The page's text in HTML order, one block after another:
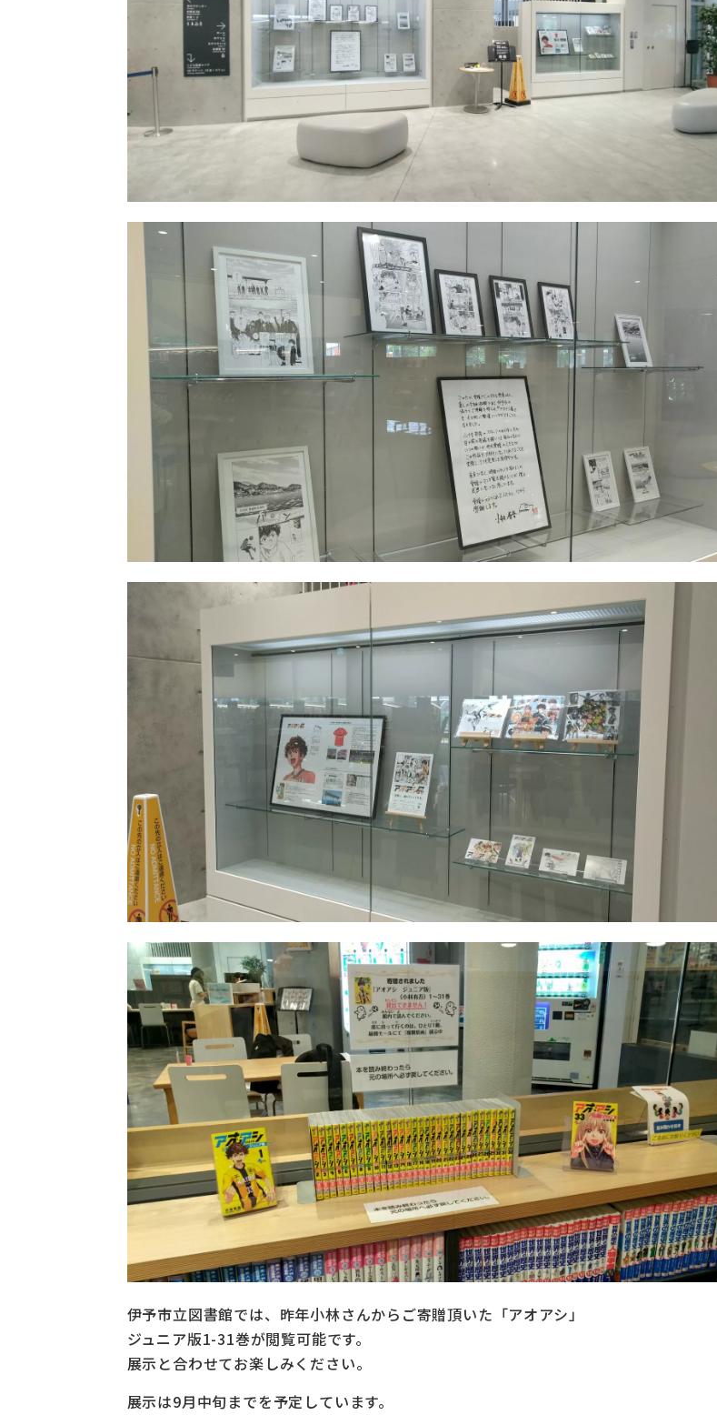
伊予市立図書館では、昨年小林さんからご寄贈頂いた「アオアシ」
ジュニア版1-31巻が閲覧可能です。
展示と合わせてお楽しみください。
展示は9月中旬までを予定しています。